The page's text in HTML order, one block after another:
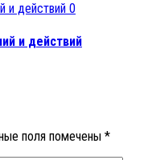
0
и действий
поля помечены *